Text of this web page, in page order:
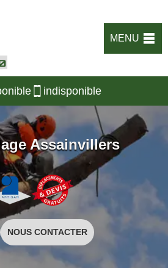
MENU
indisponible
Assainvillers
NOUS CONTACTER